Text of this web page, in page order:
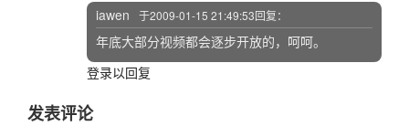
iawen
于2009-01-15 21:49:53回复：
年底大部分视频都会逐步开放的，呵呵。
登录以回复
发表评论